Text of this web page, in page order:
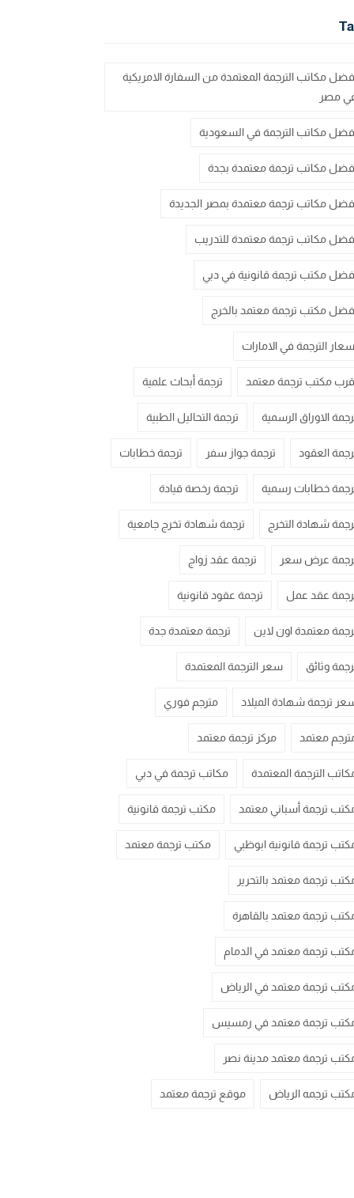
مكاتب الترجمة المعتمدة من السفارة الامريكية
مصر
مكاتب الترجمة في السعودية
مكاتب ترجمة معتمدة بجدة
مكاتب ترجمة معتمدة بمصر الجديدة
مكاتب ترجمة معتمدة للتدريب
مكتب ترجمة قانونية في دبي
مكتب ترجمة معتمد بالخرج
الترجمة في الامارات
مكتب ترجمة معتمد ترجمة أبحاث علمية
الاوراق الرسمية ترجمة التحاليل الطبية
العقود ترجمة جواز سفر ترجمة خطابات
خطابات رسمية ترجمة رخصة قيادة
شهادة التخرج ترجمة شهادة تخرج جامعية
عرض سعر ترجمة عقد زواج
عقد عمل ترجمة عقود قانونية
معتمدة اون لاين ترجمة معتمدة جدة
وثائق سعر الترجمة المعتمدة
ترجمة شهادة الميلاد مترجم فوري
معتمد مركز ترجمة معتمد
الترجمة المعتمدة مكاتب ترجمة في دبي
ترجمة أسباني معتمد مكتب ترجمة قانونية
ترجمة قانونية ابوظبي مكتب ترجمة معتمد
ترجمة معتمد بالتحرير
ترجمة معتمد بالقاهرة
ترجمة معتمد في الدمام
ترجمة معتمد في الرياض
ترجمة معتمد في رمسيس
ترجمة معتمد مدينة نصر
ترجمه الرياض موقع ترجمة معتمد